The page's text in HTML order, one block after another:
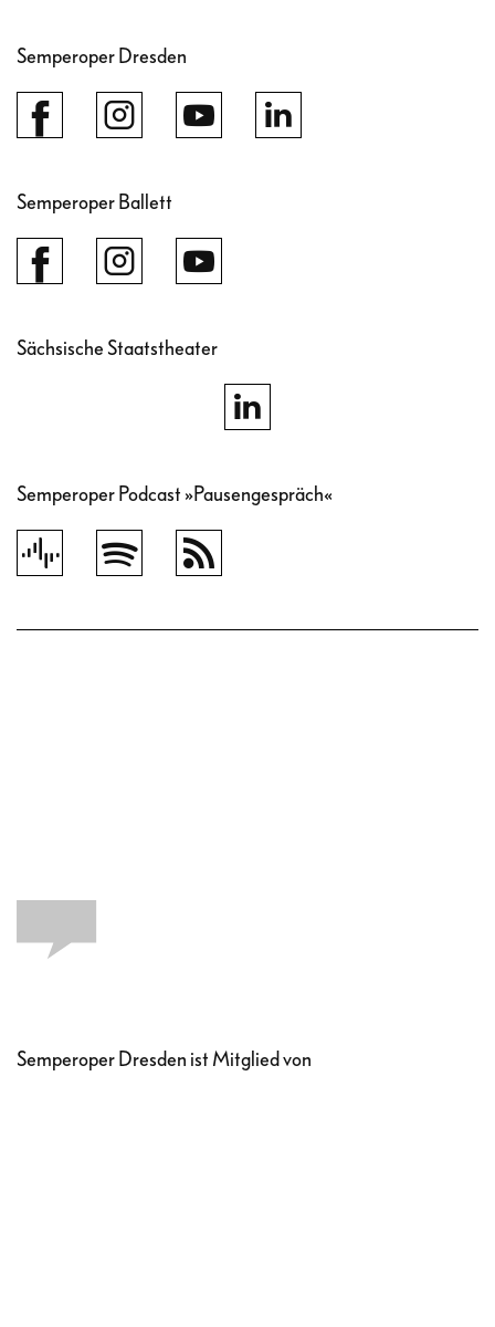
Semperoper Dresden
Semperoper Ballett
Sächsische Staatstheater
Semperoper Podcast »Pausengespräch«
Semperoper Dresden ist Mitglied von